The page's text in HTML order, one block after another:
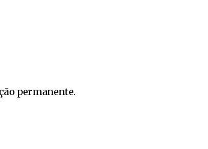
permanente.